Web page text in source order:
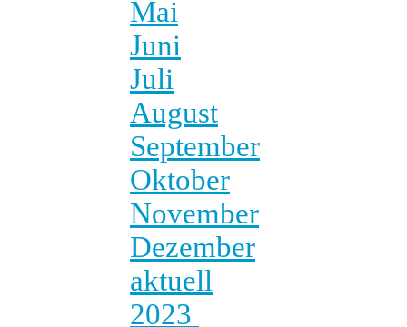
Mai
Juni
Juli
August
September
Oktober
November
Dezember
aktuell
2023